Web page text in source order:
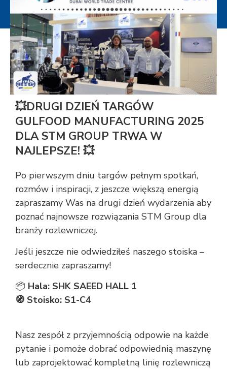
💥DRUGI DZIEŃ TARGÓW
GULFOOD MANUFACTURING 2025
DLA STM GROUP TRWA W
NAJLEPSZE! 💥
Po pierwszym dniu targów pełnym spotkań,
rozmów i inspiracji, z jeszcze większą energią
zapraszamy Was na drugi dzień wydarzenia aby
poznać najnowsze rozwiązania STM Group dla
branży rozlewniczej.
Jeśli jeszcze nie odwiedziłeś naszego stoiska –
serdecznie zapraszamy!
📦 Hala: SHK SAEED HALL 1
🧭 Stoisko: S1-C4
Nasz zespół z przyjemnością odpowie na każde
pytanie i pomoże dobrać odpowiednią maszynę
lub zaprojektować kompletną linię rozlewniczą